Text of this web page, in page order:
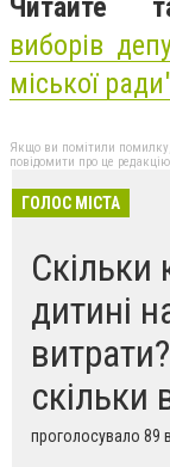
Читайте
виборів
міської
Якщо ви помітили помилку,
повідомити про це редакцію
ГОЛОС МІСТА
Скільки
дитині
скільки
проголосувало 89